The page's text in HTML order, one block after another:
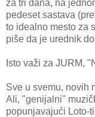
za tri dana, na
pedeset sastava
to idealno mesto za
piše da je urednik
Isto važi za JURM,
Sve u svemu, novih
Ali, "genijalni"
popunjavajući Loto-